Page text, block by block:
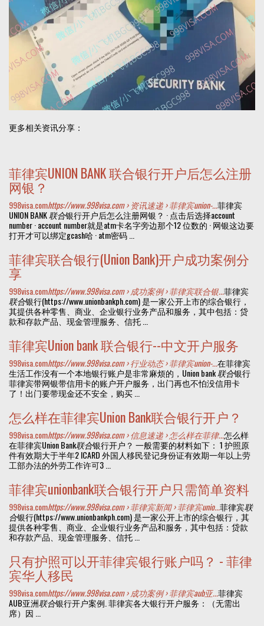
更多相关资讯分享：
菲律宾UNION BANK 联合银行开户后怎么注册
网银？
998visa.comhttps://www.998visa.com › 资讯速递 › 菲律宾union-...菲律宾
UNION BANK联合银行开户后怎么注册网银？ · 点击后选择account
number · account number就是atm卡名字旁边那个12 位数的 · 网银这边要
打开才可以绑定gcash哈 · atm密码 ...
菲律宾联合银行(Union Bank)开户成功案例分
享
998visa.comhttps://www.998visa.com › 成功案例 › 菲律宾联合银...菲律宾
联合银行(https://www.unionbankph.com) 是一家公开上市的综合银行，
其提供各种零售、商业、企业银行业务产品和服务，其中包括：贷
款和存款产品、现金管理服务、信托 ...
菲律宾Union bank 联合银行--中文开户服务
998visa.comhttps://www.998visa.com › 行业动态 › 菲律宾union-...在菲律宾
生活工作没有一个本地银行账户是非常麻烦的，Union bank联合银行
菲律宾带网银带信用卡的账户开户服务，出门再也不怕没信用卡
了！出门要带现金还不安全，购买 ...
怎么样在菲律宾Union Bank联合银行开户？
998visa.comhttps://www.998visa.com › 信息速递 › 怎么样在菲律...怎么样
在菲律宾Union Bank联合银行开户？ 一般需要的材料如下： 1 护照原
件有效期大于半年2 ICARD 外国人移民登记身份证有效期一年以上劳
工部办法的外劳工作许可3 ...
菲律宾unionbank联合银行开户只需简单资料
998visa.comhttps://www.998visa.com › 菲律宾新闻 › 菲律宾unio...菲律宾联
合银行(https://www.unionbankph.com) 是一家公开上市的综合银行，其
提供各种零售、商业、企业银行业务产品和服务，其中包括：贷款
和存款产品、现金管理服务、信托 ...
只有护照可以开菲律宾银行账户吗？ - 菲律
宾华人移民
998visa.comhttps://www.998visa.com › 成功案例 › 菲律宾aub亚...菲律宾
AUB亚洲联合银行开户案例. 菲律宾各大银行开户服务：（无需出
席）因 ...